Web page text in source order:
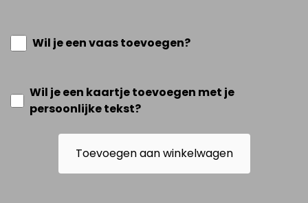
Wil je een vaas toevoegen?
Wil je een kaartje toevoegen met je
persoonlijke tekst?
Toevoegen aan winkelwagen